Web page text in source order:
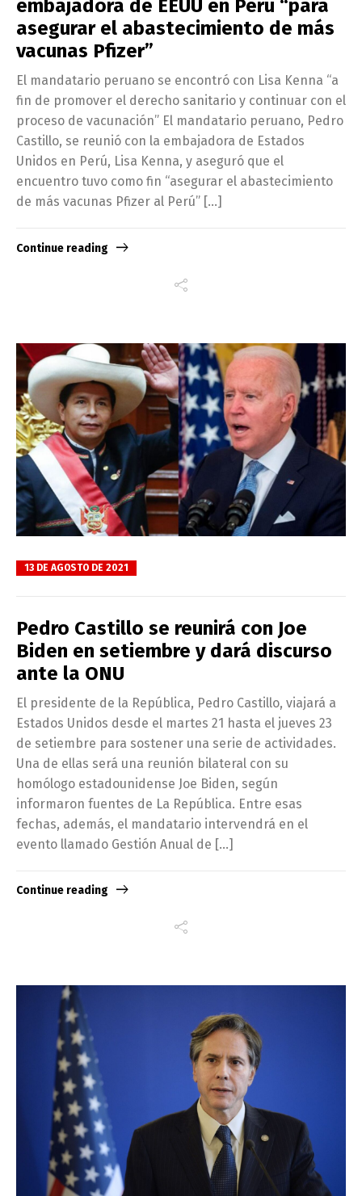
embajadora de EEUU en Perú “para
asegurar el abastecimiento de más
vacunas Pfizer”
El mandatario peruano se encontró con Lisa Kenna “a
fin de promover el derecho sanitario y continuar con el
proceso de vacunación” El mandatario peruano, Pedro
Castillo, se reunió con la embajadora de Estados
Unidos en Perú, Lisa Kenna, y aseguró que el
encuentro tuvo como fin “asegurar el abastecimiento
de más vacunas Pfizer al Perú” […]
Continue reading
13 DE AGOSTO DE 2021
Pedro Castillo se reunirá con Joe
Biden en setiembre y dará discurso
ante la ONU
El presidente de la República, Pedro Castillo, viajará a
Estados Unidos desde el martes 21 hasta el jueves 23
de setiembre para sostener una serie de actividades.
Una de ellas será una reunión bilateral con su
homólogo estadounidense Joe Biden, según
informaron fuentes de La República. Entre esas
fechas, además, el mandatario intervendrá en el
evento llamado Gestión Anual de […]
Continue reading